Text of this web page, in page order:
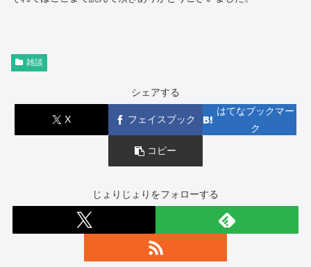
雑談
シェアする
X フェイスブック
はてなブックマー
ク
コピー
じょりじょりをフォローする